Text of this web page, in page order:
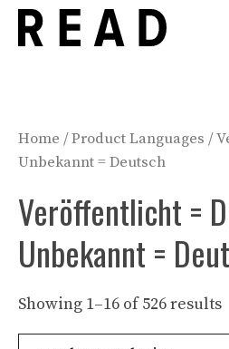
Zum
Inhalt
Home / Product Languages /
Unbekannt = Deutsch
Veröffentlicht =
Unbekannt =
Showing 1–16 of 526 results